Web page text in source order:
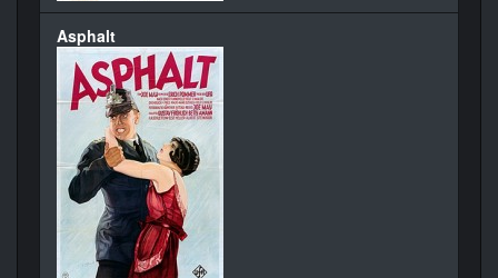
Asphalt